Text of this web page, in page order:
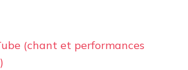
(chant et performances